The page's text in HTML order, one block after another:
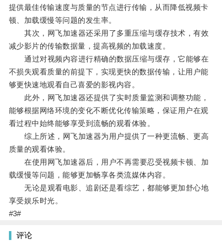
提供最佳传输速度与质量的节点进行传输，从而降低视频卡
顿、加载缓慢等问题的发生率。
其次，网飞加速器还采用了多重压缩与缓存技术，有效
减少影片的传输数据量，提高视频的加载速度。
通过对视频内容进行精确的数据压缩与缓存，它能够在
不损失观看质量的前提下，实现更快的数据传输，让用户能
够更快速地观看自己喜爱的影视内容。
此外，网飞加速器还提供了实时质量监测和调整功能，
能够根据网络环境的变化不断优化传输策略，保证用户在观
看过程中始终能够享受到流畅的观看体验。
综上所述，网飞加速器为用户提供了一种更流畅、更高
质量的观看体验。
在使用网飞加速器后，用户不再需要忍受视频卡顿、加
载缓慢等问题，能够更加畅享各类流媒体内容。
无论是观看电影、追剧还是看综艺，都能够更加舒心地
享受娱乐时光。
#3#
评论